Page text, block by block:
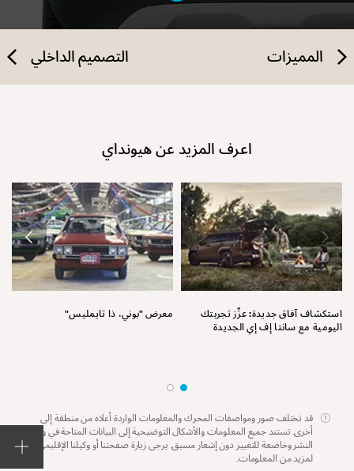
المميزات التصميم الداخلي
اعرف المزيد عن هيونداي
استكشاف آفاق جديدة: عزِّز تجربتك
اليومية مع سانتا إف إي الجديدة
معرض "بوني، ذا تايمليس"
قد تختلف صور ومواصفات المحرك والمعلومات الواردة أعلاه من منطقة إلى
أخرى. تستند جميع المعلومات والأشكال التوضيحية إلى البيانات المتاحة في وقت
النشر وخاضعة للتغيير دون إشعار مسبق. يرجى زيارة صفحتنا أو وكيلنا الإقليمي
لمزيد من المعلومات.